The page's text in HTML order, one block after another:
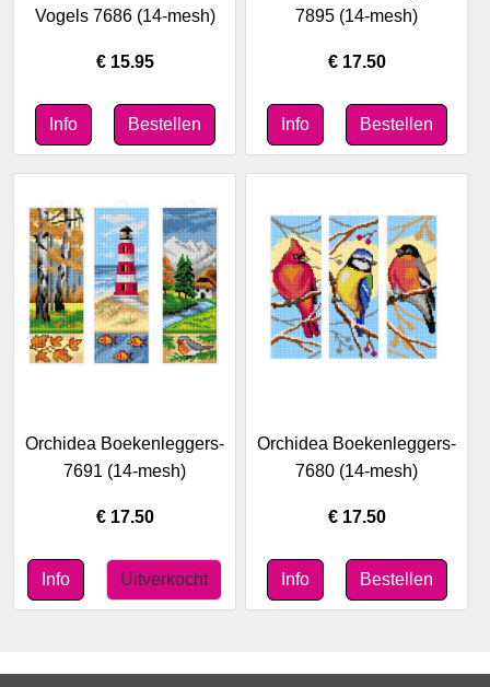
Vogels 7686 (14-mesh)
€ 15.95
7895 (14-mesh)
€ 17.50
Orchidea Boekenleggers-
7691 (14-mesh)
€ 17.50
Orchidea Boekenleggers-
7680 (14-mesh)
€ 17.50